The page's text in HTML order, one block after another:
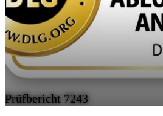
Prüfbericht 7243